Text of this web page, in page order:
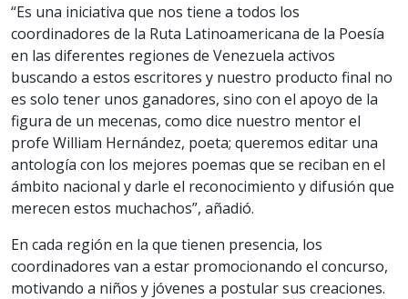
“Es una iniciativa que nos tiene a todos los
coordinadores de la Ruta Latinoamericana de la Poesía
en las diferentes regiones de Venezuela activos
buscando a estos escritores y nuestro producto final no
es solo tener unos ganadores, sino con el apoyo de la
figura de un mecenas, como dice nuestro mentor el
profe William Hernández, poeta; queremos editar una
antología con los mejores poemas que se reciban en el
ámbito nacional y darle el reconocimiento y difusión que
merecen estos muchachos”, añadió.
En cada región en la que tienen presencia, los
coordinadores van a estar promocionando el concurso,
motivando a niños y jóvenes a postular sus creaciones.